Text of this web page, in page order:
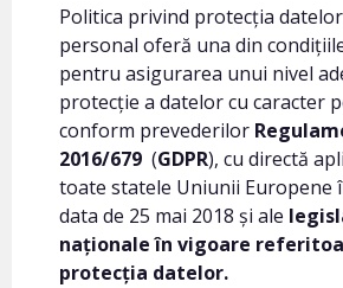
Politica privind protecția
personal oferă una din
pentru asigurarea unui nivel
protecție a datelor cu caracter
conform prevederilor
2016/679 (GDPR), cu directă
toate statele Uniunii Europene
data de 25 mai 2018 și ale
naționale în vigoare
protecția datelor.